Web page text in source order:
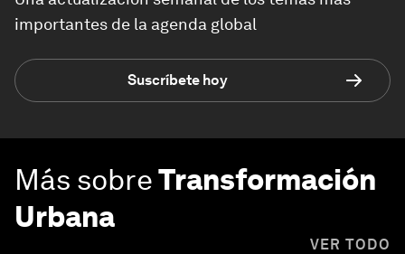
importantes de la agenda global
Suscríbete hoy
Más sobreTransformación
Urbana
VER TODO